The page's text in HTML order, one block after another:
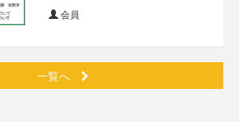
会員
一覧へ